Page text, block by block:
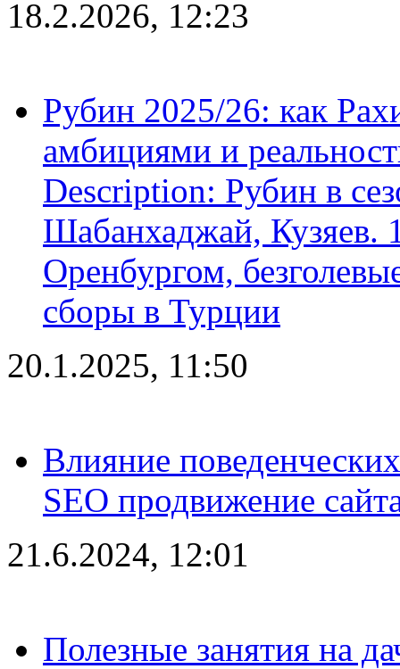
18.2.2026, 12:23
Рубин 2025/26: как
амбициями и
Description: Рубин в
Шабанхаджай, Кузяев.
Оренбургом,
сборы в Турции
20.1.2025, 11:50
Влияние
SEO продвижение
21.6.2024, 12:01
Полезные занятия на